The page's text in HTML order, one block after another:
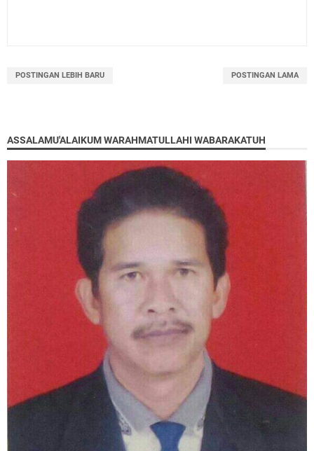
POSTINGAN LEBIH BARU POSTINGAN LAMA
ASSALAMU'ALAIKUM WARAHMATULLAHI WABARAKATUH